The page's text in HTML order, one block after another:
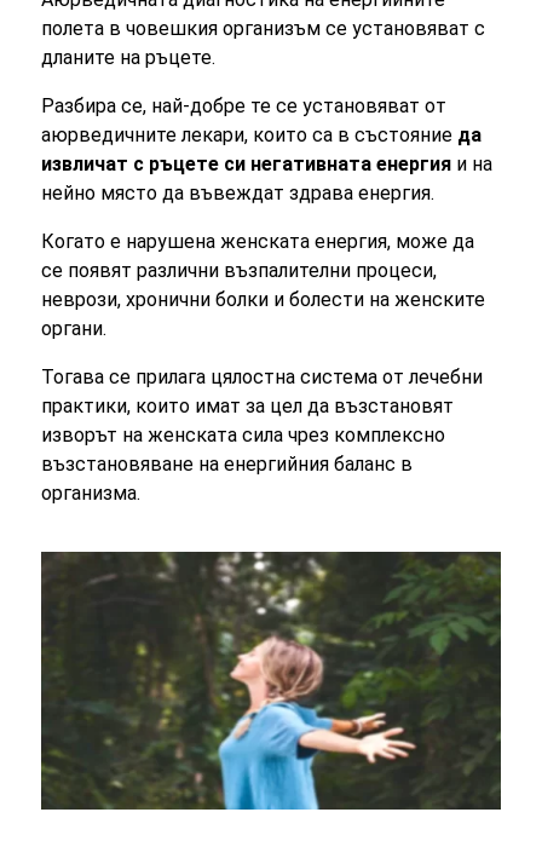
полета в човешкия организъм се установяват с
дланите на ръцете.
Разбира се, най-добре те се установяват от
аюрведичните лекари, които са в състояние да
извличат с ръцете си негативната енергия и на
нейно място да въвеждат здрава енергия.
Когато е нарушена женската енергия, може да
се появят различни възпалителни процеси,
неврози, хронични болки и болести на женските
органи.
Тогава се прилага цялостна система от лечебни
практики, които имат за цел да възстановят
изворът на женската сила чрез комплексно
възстановяване на енергийния баланс в
организма.